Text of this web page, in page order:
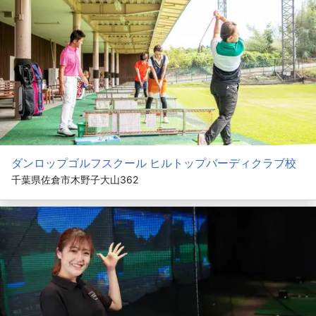
ダンロップゴルフスクール ヒルトップバーディクラブ校
千葉県佐倉市木野子大山362